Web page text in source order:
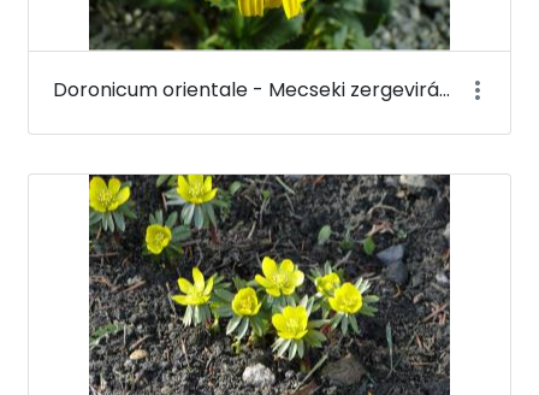
Doronicum orientale - Mecseki zergevirág - Budai Arborétum